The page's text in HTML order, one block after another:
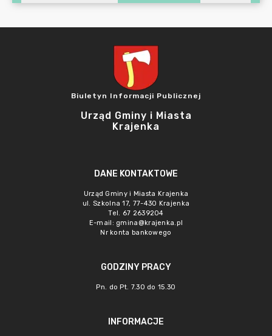
Biuletyn Informacji Publicznej
Urząd Gminy i Miasta
Krajenka
DANE KONTAKTOWE
Urząd Gminy i Miasta Krajenka
ul. Szkolna 17, 77-430 Krajenka
Tel. 67 2639204
E-mail: gmina@krajenka.pl
Nr konta bankowego
GODZINY PRACY
Pn. do Pt. 7.30 do 15.30
INFORMACJE